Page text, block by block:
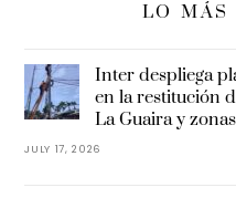
LO MÁS
Inter despliega
en la restitución
La Guaira y
JULY 17, 2026